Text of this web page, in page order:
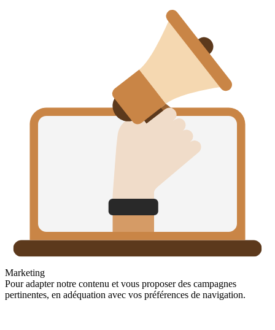
Marketing
Pour adapter notre contenu et vous proposer des campagnes
pertinentes, en adéquation avec vos préférences de navigation.